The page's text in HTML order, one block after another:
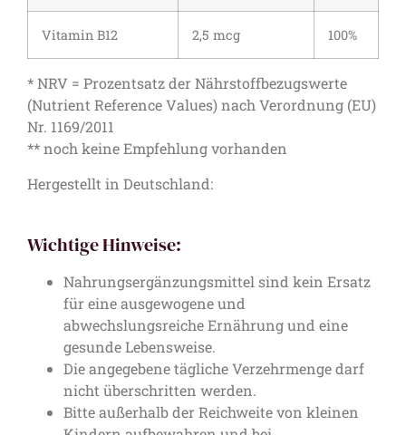
Vitamin B12 2,5 mcg 100%
* NRV = Prozentsatz der Nährstoffbezugswerte
(Nutrient Reference Values) nach Verordnung (EU)
Nr. 1169/2011
** noch keine Empfehlung vorhanden
Hergestellt in Deutschland:
Wichtige Hinweise:
Nahrungsergänzungsmittel sind kein Ersatz
für eine ausgewogene und
abwechslungsreiche Ernährung und eine
gesunde Lebensweise.
Die angegebene tägliche Verzehrmenge darf
nicht überschritten werden.
Bitte außerhalb der Reichweite von kleinen